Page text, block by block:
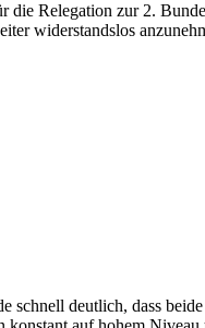
Relegation zur 2.
widerstandslos
deutlich, dass